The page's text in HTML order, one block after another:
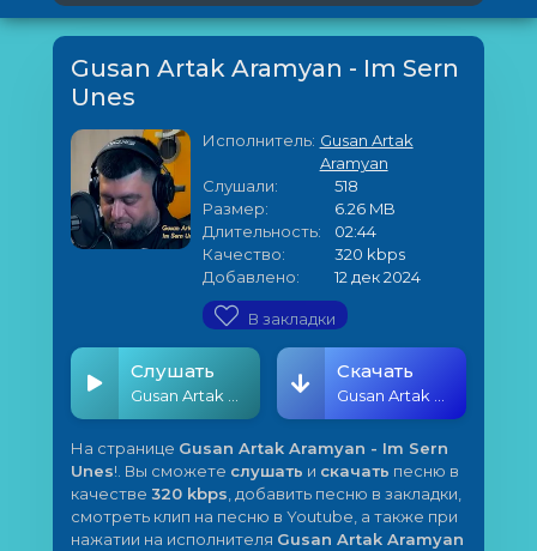
Gusan Artak Aramyan - Im Sern
Unes
Исполнитель: Gusan Artak
Aramyan
Слушали:
518
Размер:
6.26 MB
Длительность:
02:44
Качество:
320 kbps
Добавлено:
12 дек 2024
В закладки
Слушать Скачать
На странице Gusan Artak Aramyan - Im Sern
Unes!. Вы сможете слушать и скачать песню в
качестве 320 kbps , добавить песню в закладки,
смотреть клип на песню в Youtube, а также при
нажатии на исполнителя Gusan Artak Aramyan